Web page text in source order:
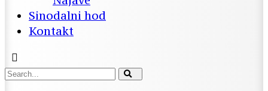
Sinodalni hod
Kontakt